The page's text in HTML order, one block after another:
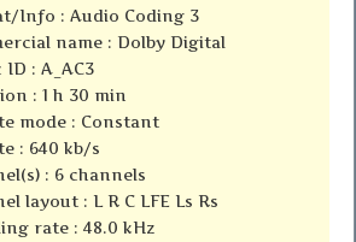
Info : Audio Coding 3
name : Dolby Digital
ID : A_AC3
: 1 h 30 min
mode : Constant
: 640 kb/s
: 6 channels
layout : L R C LFE Ls Rs
rate : 48.0 kHz